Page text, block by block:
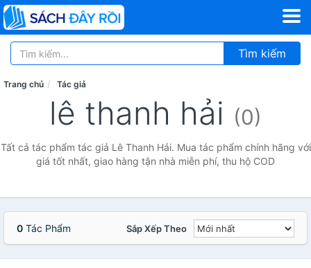
Tìm kiếm
Trang chủ Tác giả
lê thanh hải (0)
Tất cả tác phẩm tác giả Lê Thanh Hải. Mua tác phẩm chính hãng với
giá tốt nhất, giao hàng tận nhà miễn phí, thu hộ COD
0 Tác Phẩm Sắp Xếp Theo